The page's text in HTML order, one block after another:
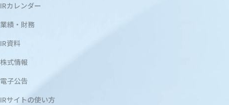
IRカレンダー
業績・財務
IR資料
株式情報
電子公告
IRサイトの使い方